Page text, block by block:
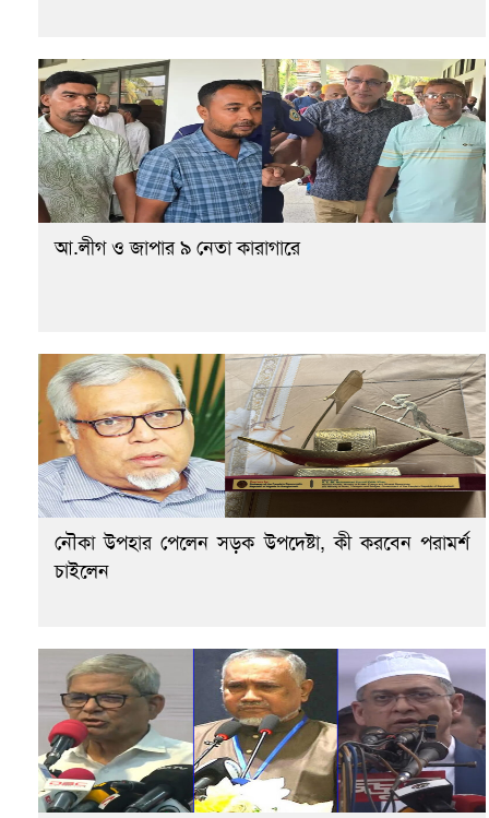
আ.লীগ ও জাপার ৯ নেতা কারাগারে
নৌকা উপহার পেলেন সড়ক উপদেষ্টা, কী করবেন পরামর্শ
চাইলেন